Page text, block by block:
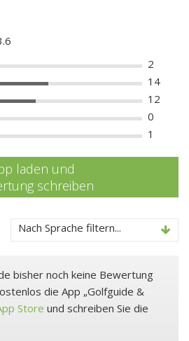
2
14
12
0
1
laden und
schreiben
Nach Sprache filtern...
bisher noch keine Bewertung
die App „Golfguide &
Store und schreiben Sie die